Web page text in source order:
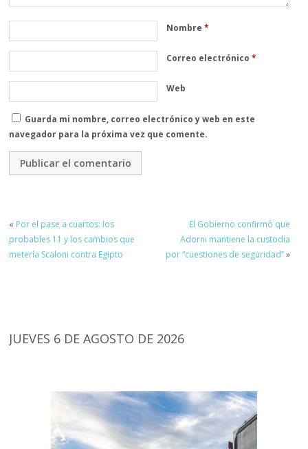
Nombre*
Correo electrónico*
Web
Guarda mi nombre, correo electrónico y web en este
navegador para la próxima vez que comente.
« Por el pase a cuartos: los
probables 11 y los cambios que
metería Scaloni contra Egipto
El Gobierno confirmó que
Adorni mantiene la custodia
por “cuestiones de seguridad”»
JUEVES 6 DE AGOSTO DE 2026